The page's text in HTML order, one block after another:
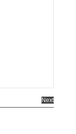
Next